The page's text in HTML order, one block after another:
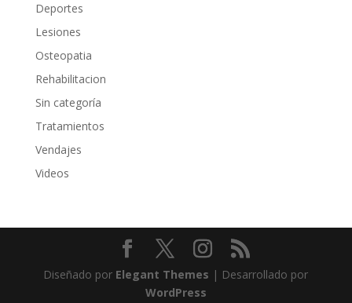
Deportes
Lesiones
Osteopatia
Rehabilitacion
Sin categoría
Tratamientos
Vendajes
Videos
Diseñado por Elegant Themes | Desarrollado por
WordPress